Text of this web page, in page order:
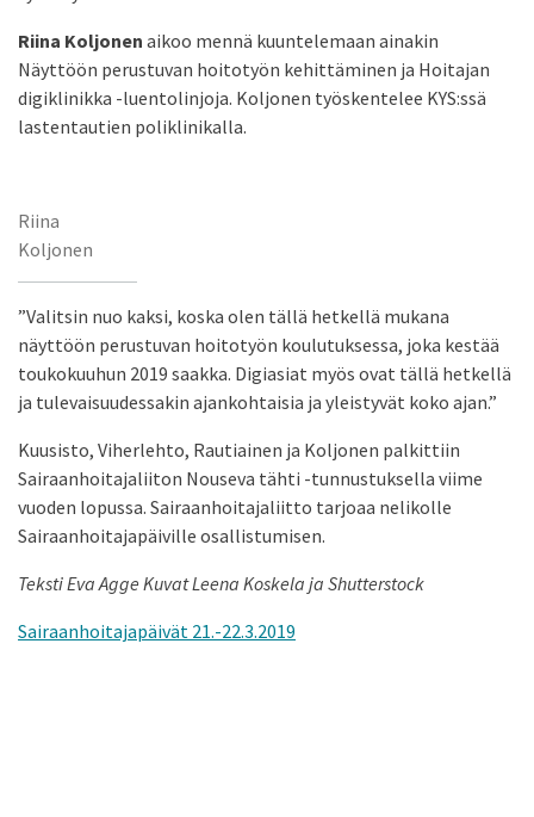
Riina Koljonen aikoo mennä kuuntelemaan ainakin
Näyttöön perustuvan hoitotyön kehittäminen ja Hoitajan
digiklinikka -luentolinjoja. Koljonen työskentelee KYS:ssä
lastentautien poliklinikalla.
Riina
Koljonen
”Valitsin nuo kaksi, koska olen tällä hetkellä mukana
näyttöön perustuvan hoitotyön koulutuksessa, joka kestää
toukokuuhun 2019 saakka. Digiasiat myös ovat tällä hetkellä
ja tulevaisuudessakin ajankohtaisia ja yleistyvät koko ajan.”
Kuusisto, Viherlehto, Rautiainen ja Koljonen palkittiin
Sairaanhoitajaliiton Nouseva tähti -tunnustuksella viime
vuoden lopussa. Sairaanhoitajaliitto tarjoaa nelikolle
Sairaanhoitajapäiville osallistumisen.
Teksti Eva Agge Kuvat Leena Koskela ja Shutterstock
Sairaanhoitajapäivät 21.-22.3.2019